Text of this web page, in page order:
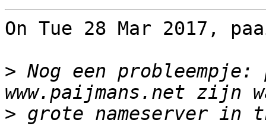
On Tue 28 Mar 2017,
> Nog een
> grote nameserver in